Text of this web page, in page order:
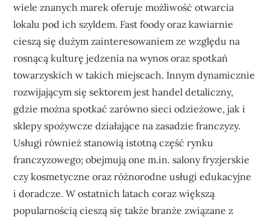
wiele znanych marek oferuje możliwość otwarcia
lokalu pod ich szyldem. Fast foody oraz kawiarnie
cieszą się dużym zainteresowaniem ze względu na
rosnącą kulturę jedzenia na wynos oraz spotkań
towarzyskich w takich miejscach. Innym dynamicznie
rozwijającym się sektorem jest handel detaliczny,
gdzie można spotkać zarówno sieci odzieżowe, jak i
sklepy spożywcze działające na zasadzie franczyzy.
Usługi również stanowią istotną część rynku
franczyzowego; obejmują one m.in. salony fryzjerskie
czy kosmetyczne oraz różnorodne usługi edukacyjne
i doradcze. W ostatnich latach coraz większą
popularnością cieszą się także branże związane z